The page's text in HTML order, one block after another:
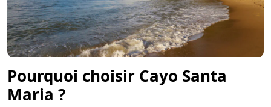
Pourquoi choisir Cayo Santa
Maria ?